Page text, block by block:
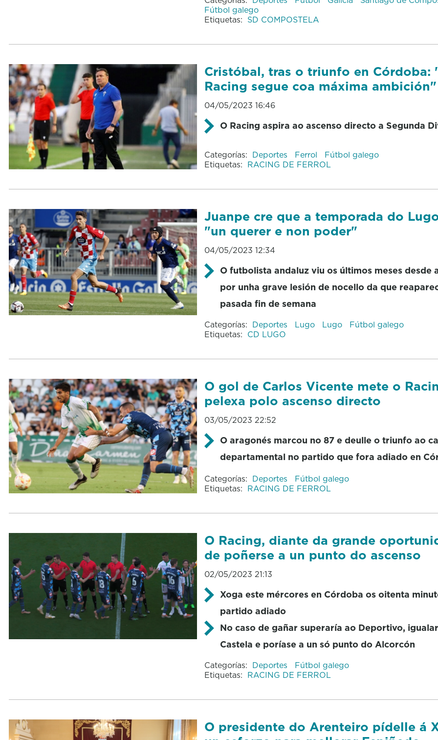
Fútbol galego
Etiquetas: SD COMPOSTELA
Cristóbal, tras o triunfo en Córdoba:
Racing segue coa máxima ambición"
04/05/2023 16:46
O Racing aspira ao ascenso directo a Segunda
Categorías: Deportes Ferrol
Fútbol galego
Etiquetas: RACING DE FERROL
Juanpe cre que a temporada do
"un querer e non poder"
04/05/2023 12:34
O futbolista andaluz viu os últimos meses desde
por unha grave lesión de nocello da que
pasada fin de semana
Categorías: Deportes Lugo Lugo
Fútbol galego
Etiquetas: CD LUGO
O gol de Carlos Vicente mete o
pelexa polo ascenso directo
03/05/2023 22:52
O aragonés marcou no 87 e deulle o triunfo ao
departamental no partido que fora adiado en
Categorías: Deportes
Fútbol galego
Etiquetas: RACING DE FERROL
O Racing, diante da grande
de poñerse a un punto do ascenso
02/05/2023 21:13
Xoga este mércores en Córdoba os oitenta
partido adiado
No caso de gañar superaría ao Deportivo,
Castela e poríase a un só punto do Alcorcón
Categorías: Deportes
Fútbol galego
Etiquetas: RACING DE FERROL
O presidente do Arenteiro pídelle á